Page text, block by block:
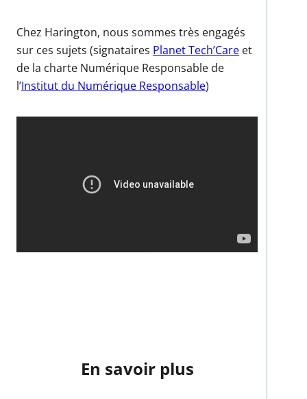
Chez Harington, nous sommes très engagés
sur ces sujets (signataires Planet Tech’Care et
de la charte Numérique Responsable de
l’Institut du Numérique Responsable)
En savoir plus